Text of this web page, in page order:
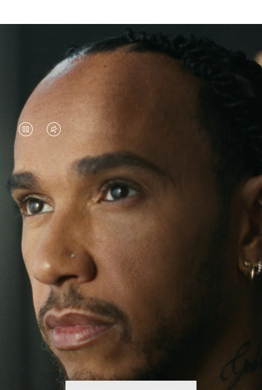
VIDEO
PAUSED,
PLEASE
PRESS
TO
PLAY
VIDEO
IS
MUTED,
PLEASE
PRESS
TO
UNMUTE
IT
루이스 해밀턴은 뛰어난 레이스 드라이버로 유명하
지만, 그의 최근 여정은 익숙한 환경을 뛰어넘은 모
험으로 가득합니다. 전 세계를 누비며 새로운 경험
을 추구하는 루이스 해밀턴은 계속해서 도전하고
그 과정에서 더 많은 것을 배우고 있습니다.
리모와 오리지널 파일럿은 매 순간 그와 함께하며,
수트케이스의 모든 흔적은 그가 어디에 있었고 무
엇을 성취했는지에 관한 특별한 이야기를 담고 있
습니다.